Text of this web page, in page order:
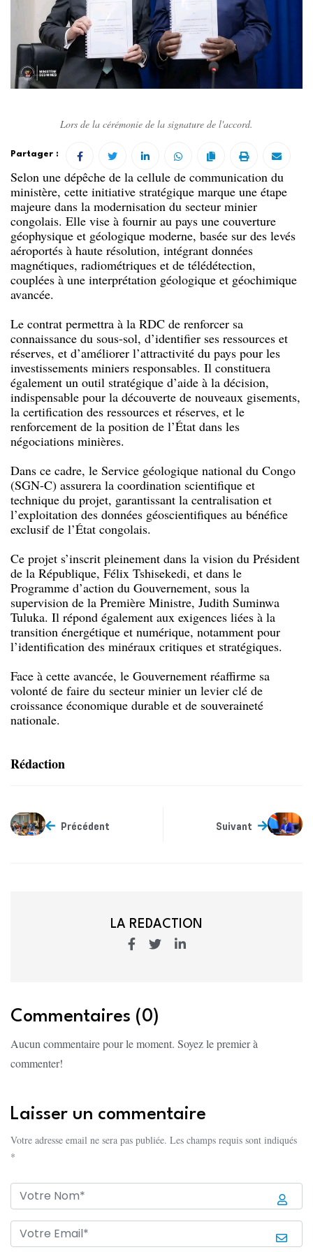
Lors de la cérémonie de la signature de l'accord.
Partager :
Selon une dépêche de la cellule de communication du
ministère, cette initiative stratégique marque une étape
majeure dans la modernisation du secteur minier
congolais. Elle vise à fournir au pays une couverture
géophysique et géologique moderne, basée sur des levés
aéroportés à haute résolution, intégrant données
magnétiques, radiométriques et de télédétection,
couplées à une interprétation géologique et géochimique
avancée.
Le contrat permettra à la RDC de renforcer sa
connaissance du sous-sol, d’identifier ses ressources et
réserves, et d’améliorer l’attractivité du pays pour les
investissements miniers responsables. Il constituera
également un outil stratégique d’aide à la décision,
indispensable pour la découverte de nouveaux gisements,
la certification des ressources et réserves, et le
renforcement de la position de l’État dans les
négociations minières.
Dans ce cadre, le Service géologique national du Congo
(SGN-C) assurera la coordination scientifique et
technique du projet, garantissant la centralisation et
l’exploitation des données géoscientifiques au bénéfice
exclusif de l’État congolais.
Ce projet s’inscrit pleinement dans la vision du Président
de la République, Félix Tshisekedi, et dans le
Programme d’action du Gouvernement, sous la
supervision de la Première Ministre, Judith Suminwa
Tuluka. Il répond également aux exigences liées à la
transition énergétique et numérique, notamment pour
l’identification des minéraux critiques et stratégiques.
Face à cette avancée, le Gouvernement réaffirme sa
volonté de faire du secteur minier un levier clé de
croissance économique durable et de souveraineté
nationale.
Rédaction
Précédent Suivant
LA REDACTION
Commentaires (0)
Aucun commentaire pour le moment. Soyez le premier à
commenter!
Laisser un commentaire
Votre adresse email ne sera pas publiée. Les champs requis sont indiqués
*